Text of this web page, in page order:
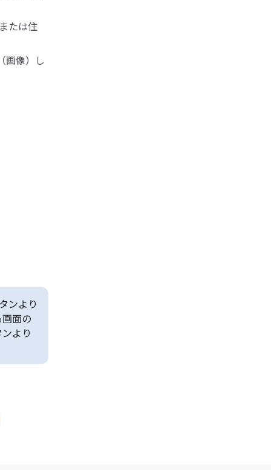
たは住
画像）し
ンより
面の
より